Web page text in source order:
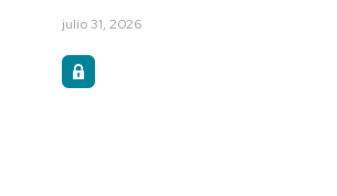
julio 31, 2026